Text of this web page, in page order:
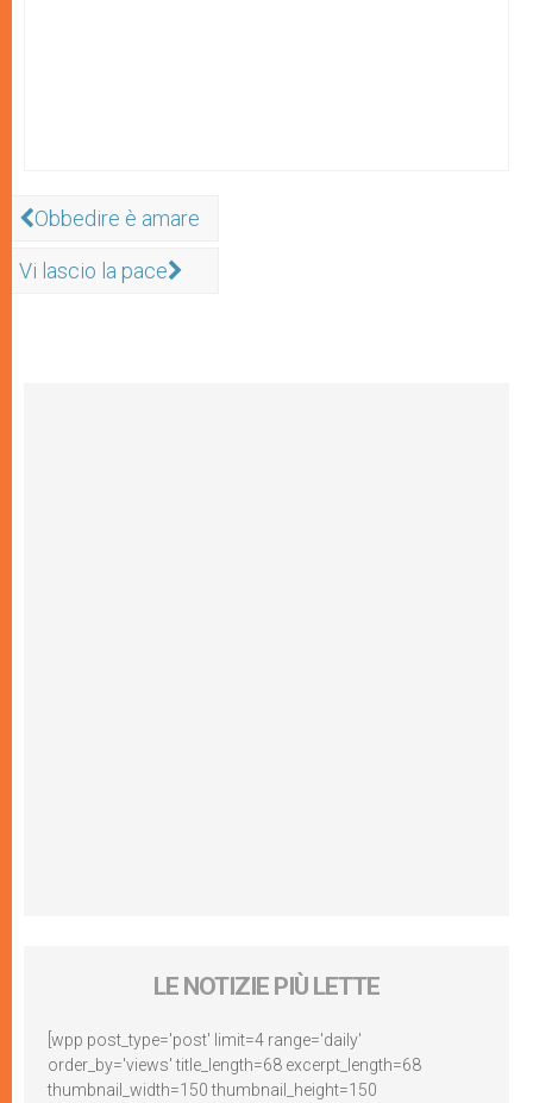
Obbedire è amare
Vi lascio la pace
LE NOTIZIE PIÙ LETTE
[wpp post_type='post' limit=4 range='daily'
order_by='views' title_length=68 excerpt_length=68
thumbnail_width=150 thumbnail_height=150